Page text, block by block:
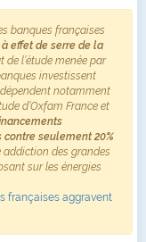
banques françaises
effet de serre de la
de l’étude menée par
investissent
notamment
d’Oxfam France et
seulement 20%
addiction des grandes
sur les énergies
françaises aggravent